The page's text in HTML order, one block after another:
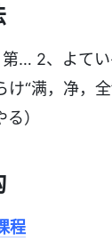
… 2、よて
“满，净，
）
程